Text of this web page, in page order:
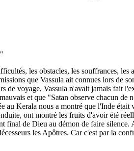
"
les obstacles, les souffrances, les
que Vassula ait connues lors de
de voyage, Vassula n'avait jamais fait
et que "Satan observe chacun de
au Kerala nous a montré que l'Inde était
ont montré les fruits d'avoir été
final de Dieu au démon de faire
les Apôtres. Car c'est par la